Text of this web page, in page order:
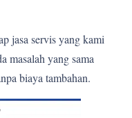
jasa servis yang kami
masalah yang sama
biaya tambahan.